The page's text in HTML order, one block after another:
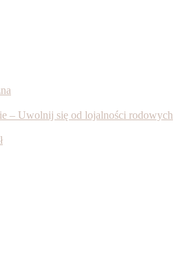
– Uwolnij się od lojalności rodowych